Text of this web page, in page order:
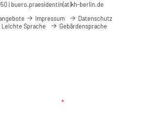
| buero.praesidentin(at)kh-berlin.de
Impressum
Datenschutz
Leichte Sprache Gebärdensprache